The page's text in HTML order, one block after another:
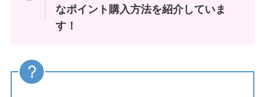
なポイント購入方法を紹介していま
す！